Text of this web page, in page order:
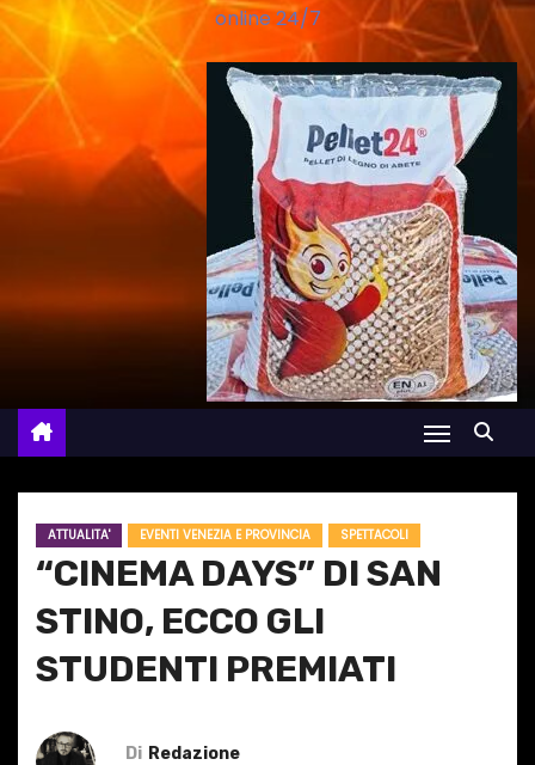
online 24/7
ATTUALITA' EVENTI VENEZIA E PROVINCIA SPETTACOLI
“CINEMA DAYS” DI SAN
STINO, ECCO GLI
STUDENTI PREMIATI
Di Redazione